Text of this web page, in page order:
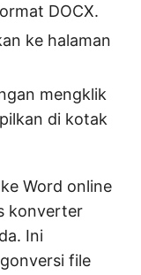
DOCX.
ke halaman
mengklik
di kotak
Word online
konverter
Ini
file